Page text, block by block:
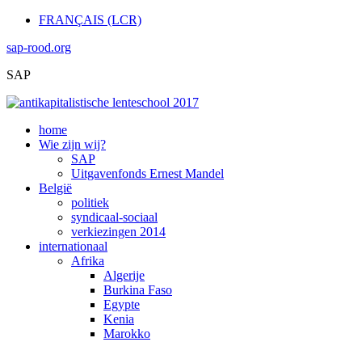
FRANÇAIS (LCR)
sap-rood.org
SAP
home
Wie zijn wij?
SAP
Uitgavenfonds Ernest Mandel
België
politiek
syndicaal-sociaal
verkiezingen 2014
internationaal
Afrika
Algerije
Burkina Faso
Egypte
Kenia
Marokko